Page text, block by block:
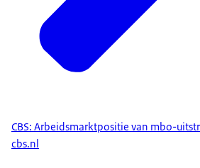
CBS: Arbeidsmarktpositie van mbo-
cbs.nl